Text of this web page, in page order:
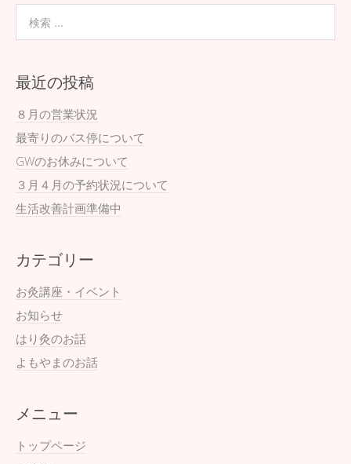
o
o
k
最近の投稿
８月の営業状況
最寄りのバス停について
GWのお休みについて
３月４月の予約状況について
生活改善計画準備中
カテゴリー
お灸講座・イベント
お知らせ
はり灸のお話
よもやまのお話
メニュー
トップページ